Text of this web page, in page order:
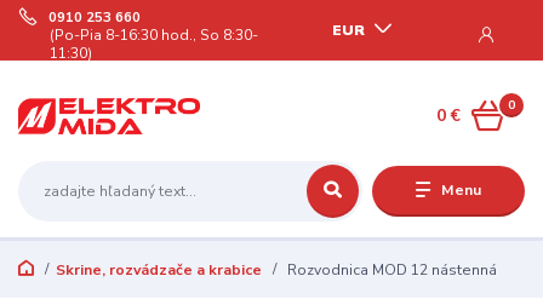
Menu
EUR
0910 253 660
(Po-Pia 8-16:30 hod., So 8:30-
11:30)
0
0 €
Skrine, rozvádzače a krabice Rozvodnica MOD 12 nástenná